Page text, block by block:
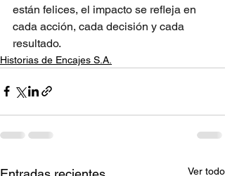
están felices, el impacto se refleja en
cada acción, cada decisión y cada
resultado.
Historias de Encajes S.A.
Ver todo